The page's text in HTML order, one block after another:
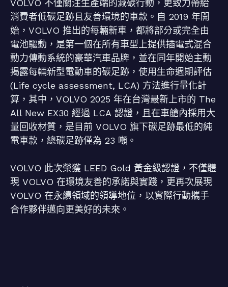
VOLVO 不僅關注生產端的減碳行動，更致力帶給
消費者低碳足跡且友善環境的車款。自 2019 年開
始，VOLVO 推出的每輛新車，都將部分或完全由
電池驅動，是第一個在所有車型上提供插電式混合
動力傳動系統的豪華汽車品牌，並在同年開始主動
揭露每輛新型電動車的碳足跡，使用生命週期評估
(Life cycle assessment, LCA) 方法進行量化計
算，其中，VOLVO 2025 年在台灣最新上市的 The
All New EX30 經過 LCA 認證，且在車艙內採用大
量回收材質，是目前 VOLVO 旗下碳足跡最低的純
電車款，總碳足跡僅為 23 噸。
VOLVO 此次榮獲 LEED Gold 黃金級認證，不僅體
現 VOLVO 在環境友善的承諾與實踐，更再次展現
VOLVO 在永續領域的領導地位，以實際行動攜手
合作夥伴邁向更美好的未來。